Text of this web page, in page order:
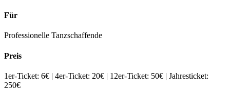
Für
Professionelle Tanzschaffende
Preis
1er-Ticket: 6€ | 4er-Ticket: 20€ | 12er-Ticket: 50€ | Jahresticket:
250€